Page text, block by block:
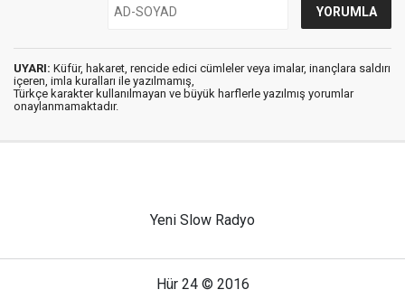
UYARI: Küfür, hakaret, rencide edici cümleler veya imalar, inançlara saldırı
içeren, imla kuralları ile yazılmamış,
Türkçe karakter kullanılmayan ve büyük harflerle yazılmış yorumlar
onaylanmamaktadır.
Yeni Slow Radyo
Hür 24 © 2016